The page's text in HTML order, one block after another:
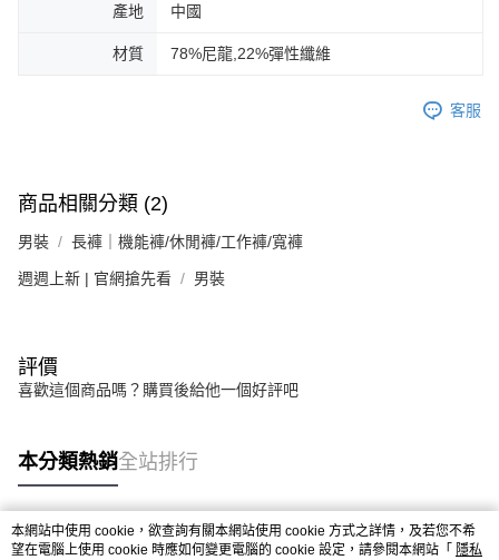
產地 中國
材質 78%尼龍,22%彈性纖維
客服
商品相關分類 (2)
男裝 長褲｜機能褲/休閒褲/工作褲/寬褲
週週上新 | 官網搶先看 男裝
評價
喜歡這個商品嗎？購買後給他一個好評吧
本分類熱銷全站排行
熱門標籤
本網站中使用 cookie，欲查詢有關本網站使用 cookie 方式之詳情，及若您不希
望在電腦上使用 cookie 時應如何變更電腦的 cookie 設定，請參閱本網站「 隱私